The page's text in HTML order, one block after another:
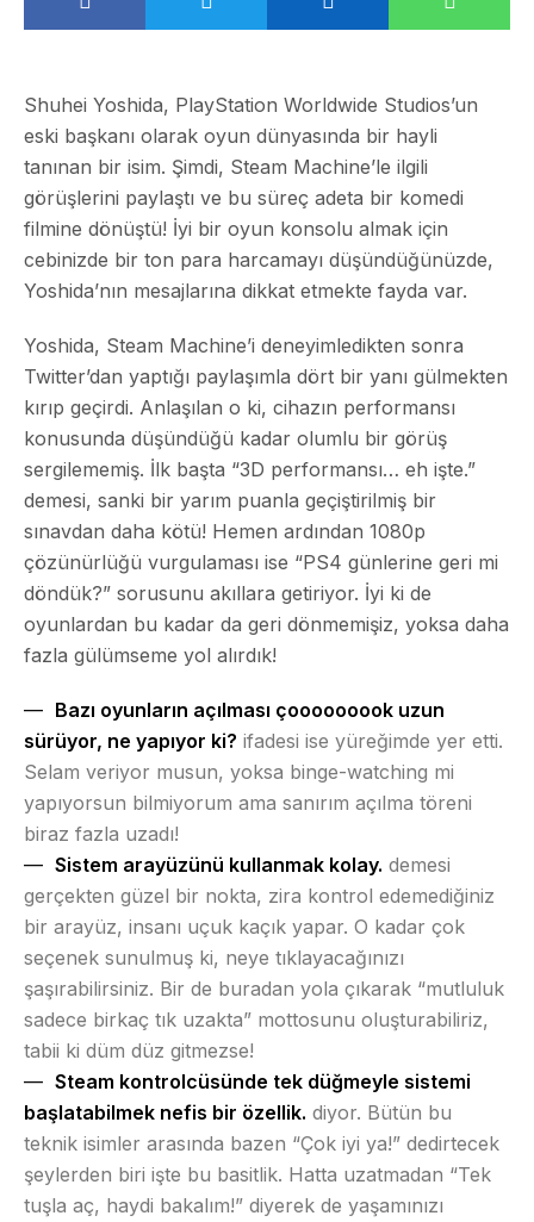
Shuhei Yoshida, PlayStation Worldwide Studios’un
eski başkanı olarak oyun dünyasında bir hayli
tanınan bir isim. Şimdi, Steam Machine’le ilgili
görüşlerini paylaştı ve bu süreç adeta bir komedi
filmine dönüştü! İyi bir oyun konsolu almak için
cebinizde bir ton para harcamayı düşündüğünüzde,
Yoshida’nın mesajlarına dikkat etmekte fayda var.
Yoshida, Steam Machine’i deneyimledikten sonra
Twitter’dan yaptığı paylaşımla dört bir yanı gülmekten
kırıp geçirdi. Anlaşılan o ki, cihazın performansı
konusunda düşündüğü kadar olumlu bir görüş
sergilememiş. İlk başta “3D performansı… eh işte.”
demesi, sanki bir yarım puanla geçiştirilmiş bir
sınavdan daha kötü! Hemen ardından 1080p
çözünürlüğü vurgulaması ise “PS4 günlerine geri mi
döndük?” sorusunu akıllara getiriyor. İyi ki de
oyunlardan bu kadar da geri dönmemişiz, yoksa daha
fazla gülümseme yol alırdık!
Bazı oyunların açılması çooooooook uzun
sürüyor, ne yapıyor ki? ifadesi ise yüreğimde yer etti.
Selam veriyor musun, yoksa binge-watching mi
yapıyorsun bilmiyorum ama sanırım açılma töreni
biraz fazla uzadı!
Sistem arayüzünü kullanmak kolay. demesi
gerçekten güzel bir nokta, zira kontrol edemediğiniz
bir arayüz, insanı uçuk kaçık yapar. O kadar çok
seçenek sunulmuş ki, neye tıklayacağınızı
şaşırabilirsiniz. Bir de buradan yola çıkarak “mutluluk
sadece birkaç tık uzakta” mottosunu oluşturabiliriz,
tabii ki düm düz gitmezse!
Steam kontrolcüsünde tek düğmeyle sistemi
başlatabilmek nefis bir özellik. diyor. Bütün bu
teknik isimler arasında bazen “Çok iyi ya!” dedirtecek
şeylerden biri işte bu basitlik. Hatta uzatmadan “Tek
tuşla aç, haydi bakalım!” diyerek de yaşamınızı